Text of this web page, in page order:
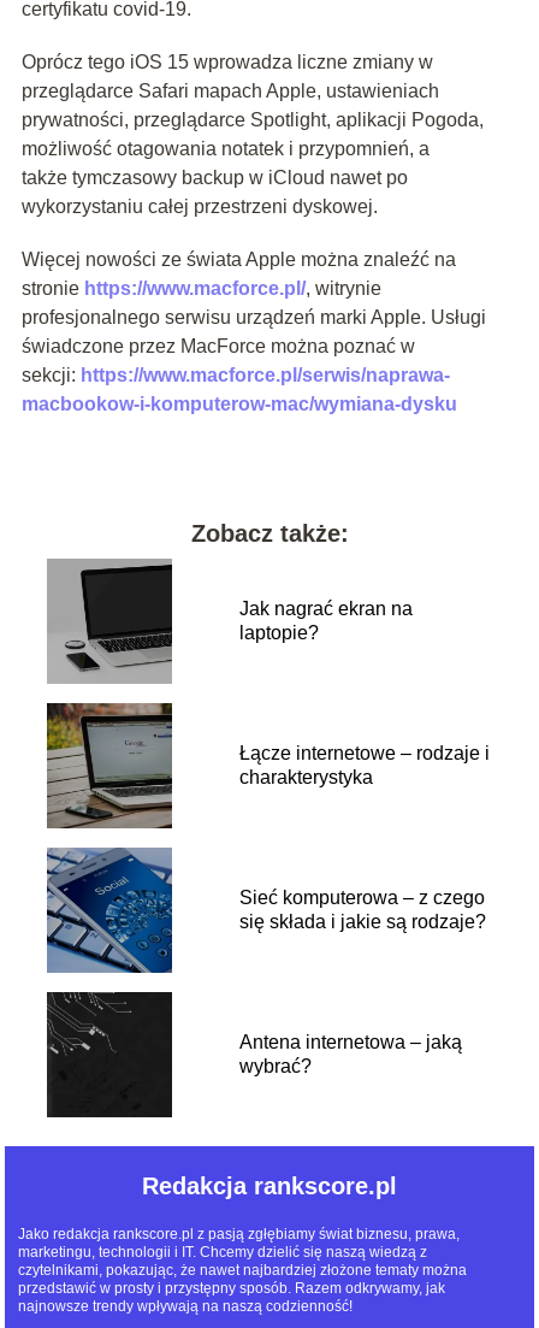
certyfikatu covid-19.
Oprócz tego iOS 15 wprowadza liczne zmiany w
przeglądarce Safari mapach Apple, ustawieniach
prywatności, przeglądarce Spotlight, aplikacji Pogoda,
możliwość otagowania notatek i przypomnień, a
także tymczasowy backup w iCloud nawet po
wykorzystaniu całej przestrzeni dyskowej.
Więcej nowości ze świata Apple można znaleźć na
stronie https://www.macforce.pl/, witrynie
profesjonalnego serwisu urządzeń marki Apple. Usługi
świadczone przez MacForce można poznać w
sekcji: https://www.macforce.pl/serwis/naprawa-
macbookow-i-komputerow-mac/wymiana-dysku
Zobacz także:
Jak nagrać ekran na
laptopie?
Łącze internetowe – rodzaje i
charakterystyka
Sieć komputerowa – z czego
się składa i jakie są rodzaje?
Antena internetowa – jaką
wybrać?
Redakcja rankscore.pl
Jako redakcja rankscore.pl z pasją zgłębiamy świat biznesu, prawa,
marketingu, technologii i IT. Chcemy dzielić się naszą wiedzą z
czytelnikami, pokazując, że nawet najbardziej złożone tematy można
przedstawić w prosty i przystępny sposób. Razem odkrywamy, jak
najnowsze trendy wpływają na naszą codzienność!